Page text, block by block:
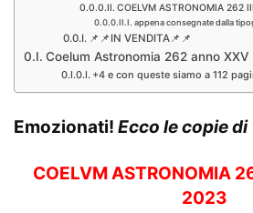
COELVM ASTRONOMIA 262
appena consegnate dalla
📌📌IN VENDITA📌📌
Coelum Astronomia 262 anno XXV
+4 e con queste siamo a 112
Emozionati! Ecco le copie di
COELVM ASTRONOMIA
2023